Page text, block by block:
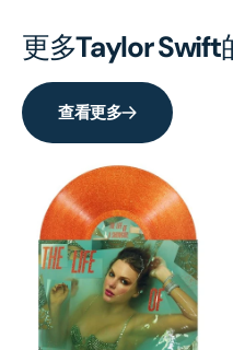
更多Taylor Swift
查看更多